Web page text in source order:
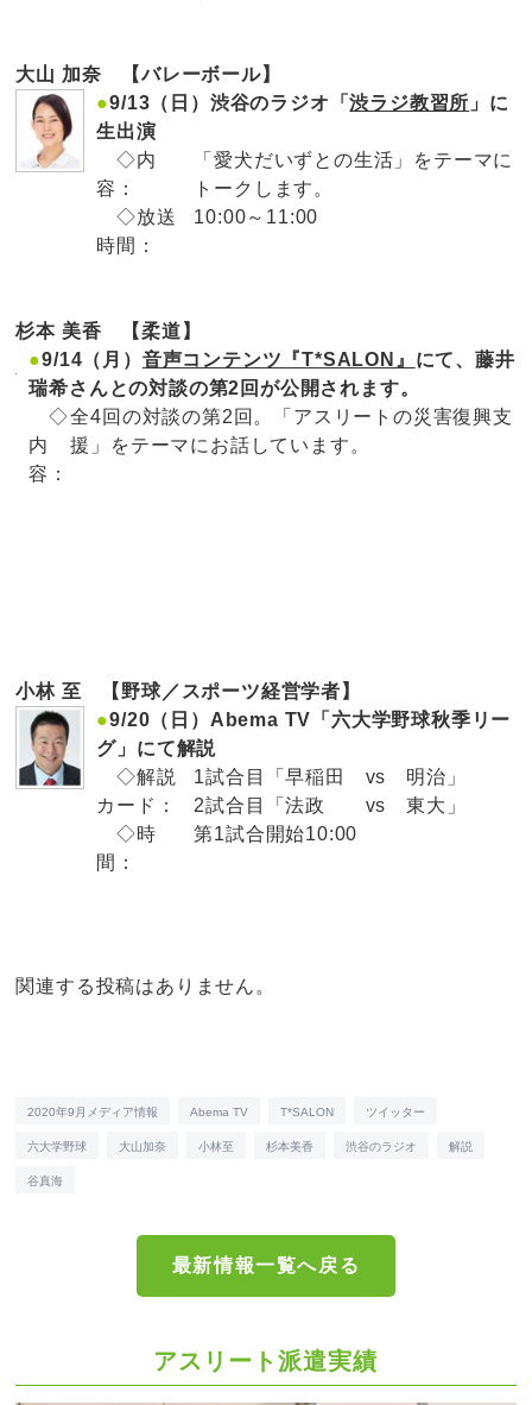
大山 加奈 【バレーボール】
●9/13（日）渋谷のラジオ「渋ラジ教習所 」に
生出演
◇内
容：
「愛犬だいずとの生活」をテーマに
トークします。
◇放送
時間：
10:00～11:00
杉本 美香 【柔道】
●9/14（月） 音声コンテンツ『T*SALON』 にて、藤井
瑞希さんとの対談の第2回が公開されます。
◇
内
容：
全4回の対談の第2回。「アスリートの災害復興支
援」をテーマにお話しています。
小林 至 【野球／スポーツ経営学者】
●9/20（日）Abema TV「六大学野球秋季リー
グ」にて解説
◇解説
カード：
1試合目「早稲田 vs 明治」
2試合目「法政 vs 東大」
◇時
間：
第1試合開始10:00
関連する投稿はありません。
2020年9月メディア情報 Abema TV T*SALON ツイッター
六大学野球 大山加奈 小林至 杉本美香 渋谷のラジオ 解説
谷真海
最新情報一覧へ戻る
アスリート派遣実績